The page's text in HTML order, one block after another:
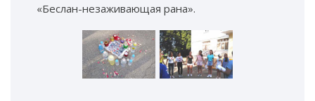
«Беслан-незаживающая рана».